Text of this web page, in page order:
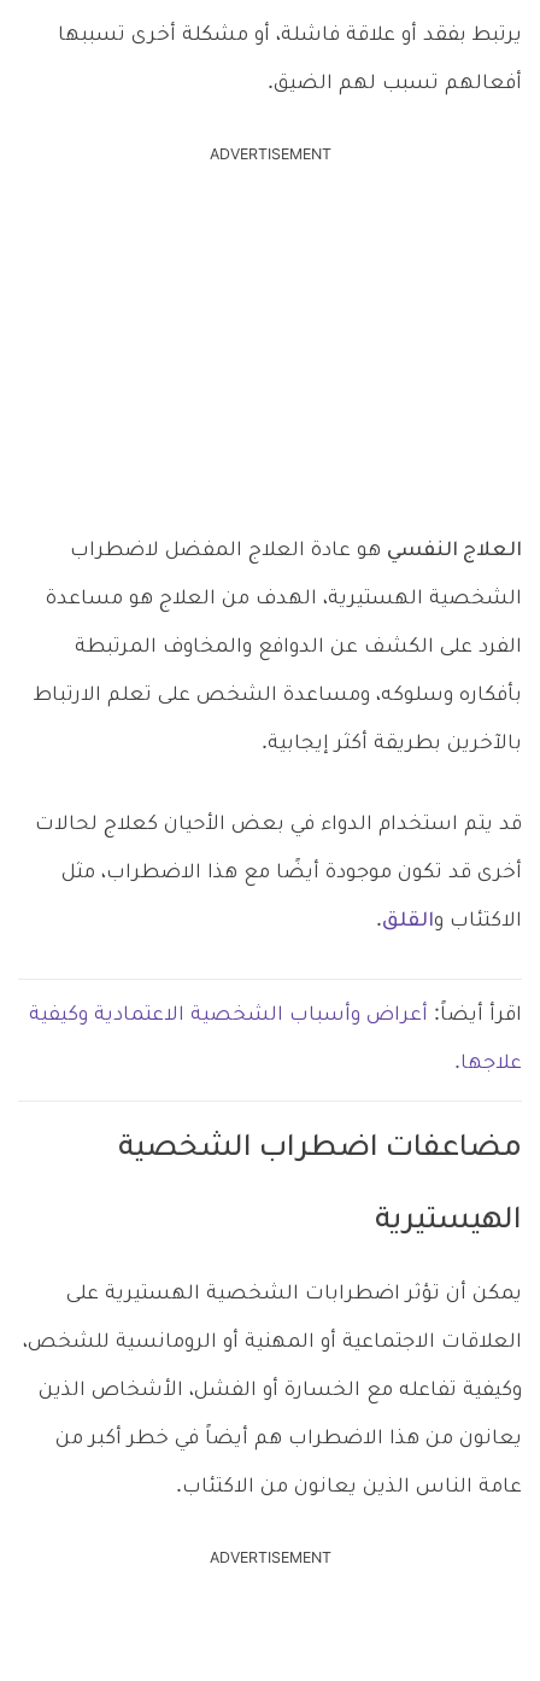
يرتبط بفقد أو علاقة فاشلة، أو مشكلة أخرى تسببها
أفعالهم تسبب لهم الضيق.
ADVERTISEMENT
العلاج النفسي هو عادة العلاج المفضل لاضطراب
الشخصية الهستيرية، الهدف من العلاج هو مساعدة
الفرد على الكشف عن الدوافع والمخاوف المرتبطة
بأفكاره وسلوكه، ومساعدة الشخص على تعلم الارتباط
بالآخرين بطريقة أكثر إيجابية.
قد يتم استخدام الدواء في بعض الأحيان كعلاج لحالات
أخرى قد تكون موجودة أيضًا مع هذا الاضطراب، مثل
الاكتئاب والقلق.
اقرأ أيضاً: أعراض وأسباب الشخصية الاعتمادية وكيفية
علاجها.
مضاعفات اضطراب الشخصية
الهيستيرية
يمكن أن تؤثر اضطرابات الشخصية الهستيرية على
العلاقات الاجتماعية أو المهنية أو الرومانسية للشخص،
وكيفية تفاعله مع الخسارة أو الفشل، الأشخاص الذين
يعانون من هذا الاضطراب هم أيضاً في خطر أكبر من
عامة الناس الذين يعانون من الاكتئاب.
ADVERTISEMENT